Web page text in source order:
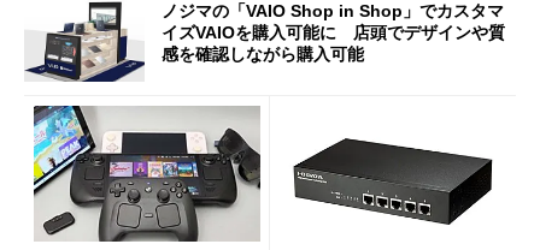
ノジマの「VAIO Shop in Shop」でカスタマ
イズVAIOを購入可能に 店頭でデザインや質
感を確認しながら購入可能